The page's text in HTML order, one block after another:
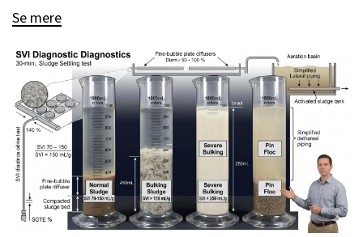
Se mere